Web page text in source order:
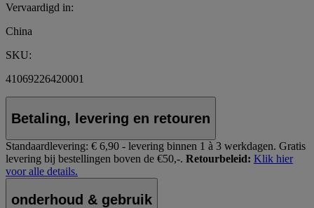
Vervaardigd in:
China
SKU:
41069226420001
Betaling, levering en retouren
Standaardlevering: € 6,90 - levering binnen 1 à 3 werkdagen. Gratis
levering bij bestellingen boven de €50,-. Retourbeleid: Klik hier
voor alle details.
onderhoud & gebruik